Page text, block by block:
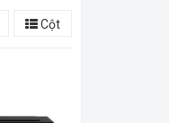
Cột